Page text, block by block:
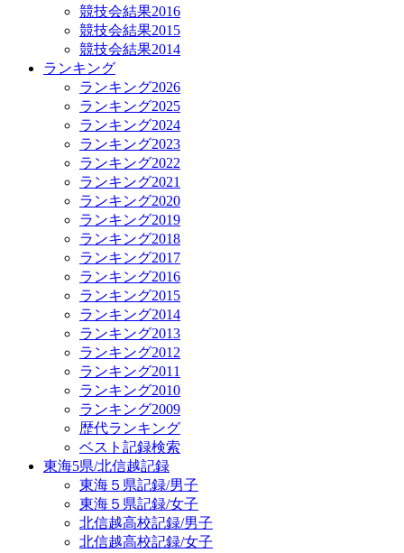
競技会結果2016
競技会結果2015
競技会結果2014
ランキング
ランキング2026
ランキング2025
ランキング2024
ランキング2023
ランキング2022
ランキング2021
ランキング2020
ランキング2019
ランキング2018
ランキング2017
ランキング2016
ランキング2015
ランキング2014
ランキング2013
ランキング2012
ランキング2011
ランキング2010
ランキング2009
歴代ランキング
ベスト記録検索
東海5県/北信越記録
東海５県記録/男子
東海５県記録/女子
北信越高校記録/男子
北信越高校記録/女子